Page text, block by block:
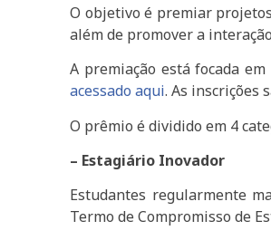
O objetivo é premiar
além de promover a
A premiação está focada
acessado aqui. As inscrições
O prêmio é dividido em 4
– Estagiário Inovador
Estudantes regularmente
Termo de Compromisso de